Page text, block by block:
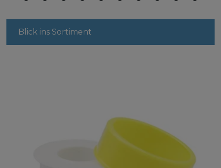
Blick ins Sortiment